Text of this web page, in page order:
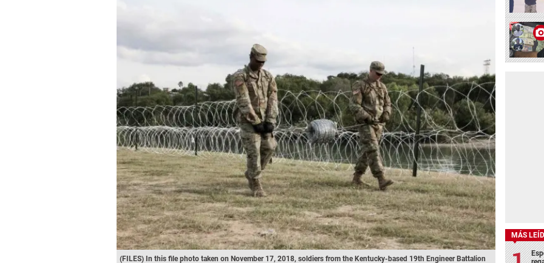
(FILES) In this file photo taken on November 17, 2018, soldiers from the Kentucky-based 19th Engineer Battalion
MÁS